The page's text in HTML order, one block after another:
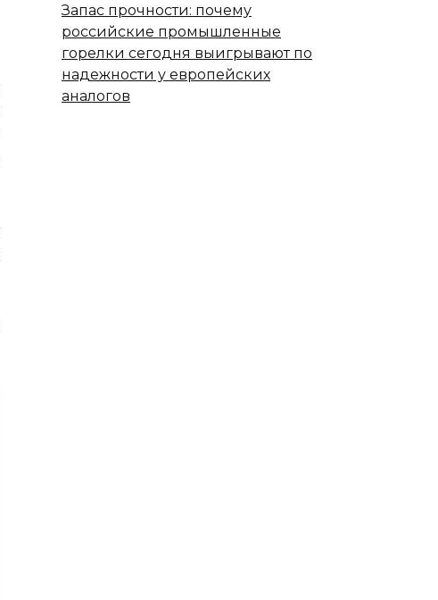
Запас прочности: почему
российские промышленные
горелки сегодня выигрывают по
надежности у европейских
аналогов